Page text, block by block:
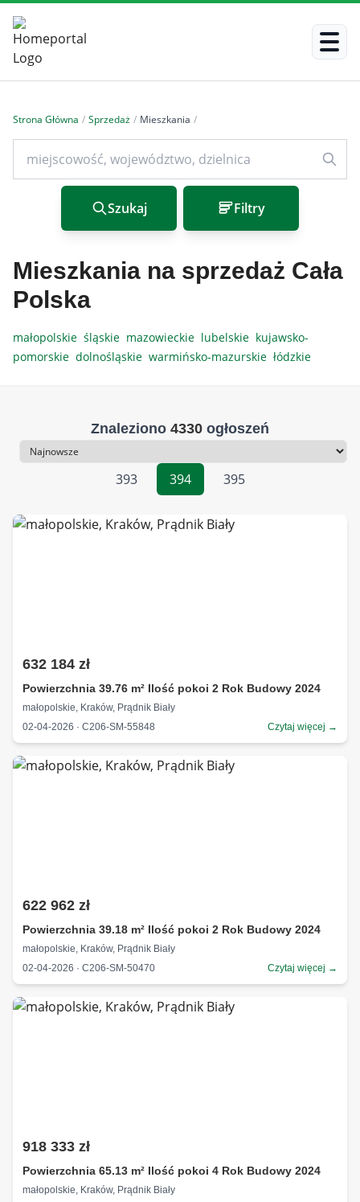
Strona Główna / Sprzedaż / Mieszkania /
Szukaj Filtry
Mieszkania na sprzedaż Cała
Polska
małopolskie śląskie mazowieckie lubelskie kujawsko-
pomorskie dolnośląskie warmińsko-mazurskie łódzkie
Znaleziono 4330 ogłoszeń
Sortowanie
393
394 395
632 184 zł
Powierzchnia 39.76 m² Ilość pokoi 2 Rok Budowy 2024
małopolskie, Kraków, Prądnik Biały
02-04-2026 · C206-SM-55848
Czytaj więcej →
622 962 zł
Powierzchnia 39.18 m² Ilość pokoi 2 Rok Budowy 2024
małopolskie, Kraków, Prądnik Biały
02-04-2026 · C206-SM-50470
Czytaj więcej →
918 333 zł
Powierzchnia 65.13 m² Ilość pokoi 4 Rok Budowy 2024
małopolskie, Kraków, Prądnik Biały